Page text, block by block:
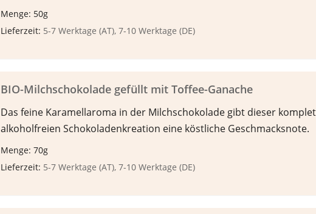
Menge: 50g
Lieferzeit: 5-7 Werktage (AT), 7-10 Werktage (DE)
BIO-Milchschokolade gefüllt mit Toffee-Ganache
Das feine Karamellaroma in der Milchschokolade gibt dieser
alkoholfreien Schokoladenkreation eine köstliche Geschmacksnote.
Menge: 70g
Lieferzeit: 5-7 Werktage (AT), 7-10 Werktage (DE)